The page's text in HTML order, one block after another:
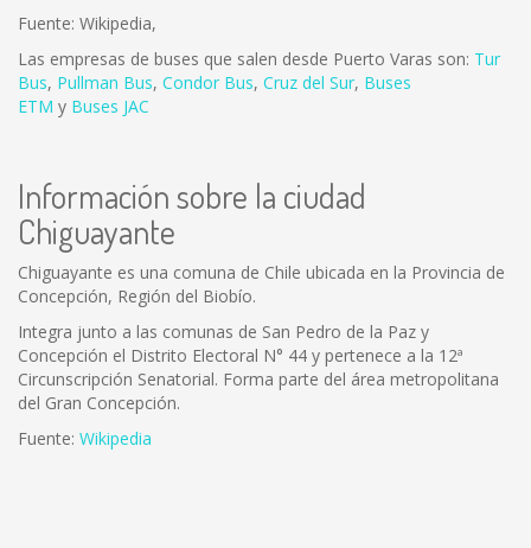
Fuente: Wikipedia,
Las empresas de buses que salen desde Puerto Varas son: Tur
Bus, Pullman Bus, Condor Bus, Cruz del Sur, Buses
ETM y Buses JAC
Información sobre la ciudad
Chiguayante
Chiguayante es una comuna de Chile ubicada en la Provincia de
Concepción, Región del Biobío.
Integra junto a las comunas de San Pedro de la Paz y
Concepción el Distrito Electoral N° 44 y pertenece a la 12ª
Circunscripción Senatorial. Forma parte del área metropolitana
del Gran Concepción.
Fuente: Wikipedia